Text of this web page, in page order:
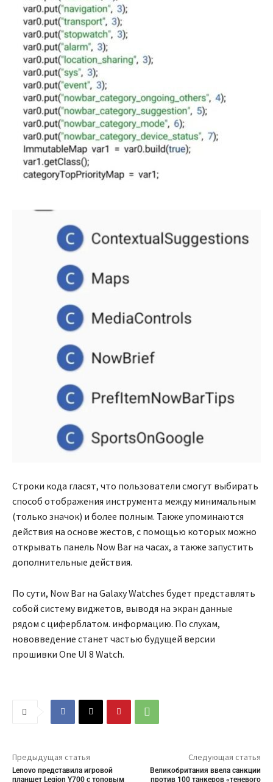
Строки кода гласят, что пользователи смогут выбирать
способ отображения инструмента между минимальным
(только значок) и более полным. Также упоминаются
действия на основе жестов, с помощью которых можно
открывать панель Now Bar на часах, а также запустить
дополнительные действия.
По сути, Now Bar на Galaxy Watches будет представлять
собой систему виджетов, выводя на экран данные
рядом с циферблатом. информацию. По слухам,
нововведение станет частью будущей версии
прошивки One UI 8 Watch.
Предыдущая статья
Lenovo представила игровой
планшет Legion Y700 с топовым
Следующая статья
Великобритания ввела санкции
против 100 танкеров «теневого